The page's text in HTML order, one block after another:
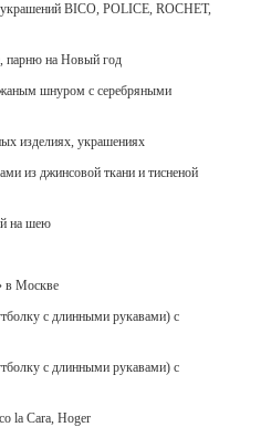
BICO, POLICE, ROCHET,
парню на Новый год
шнуром с серебряными
изделиях, украшениях
из джинсовой ткани и тисненой
на шею
в Москве
с длинными рукавами) с
с длинными рукавами) с
la Cara, Hoger